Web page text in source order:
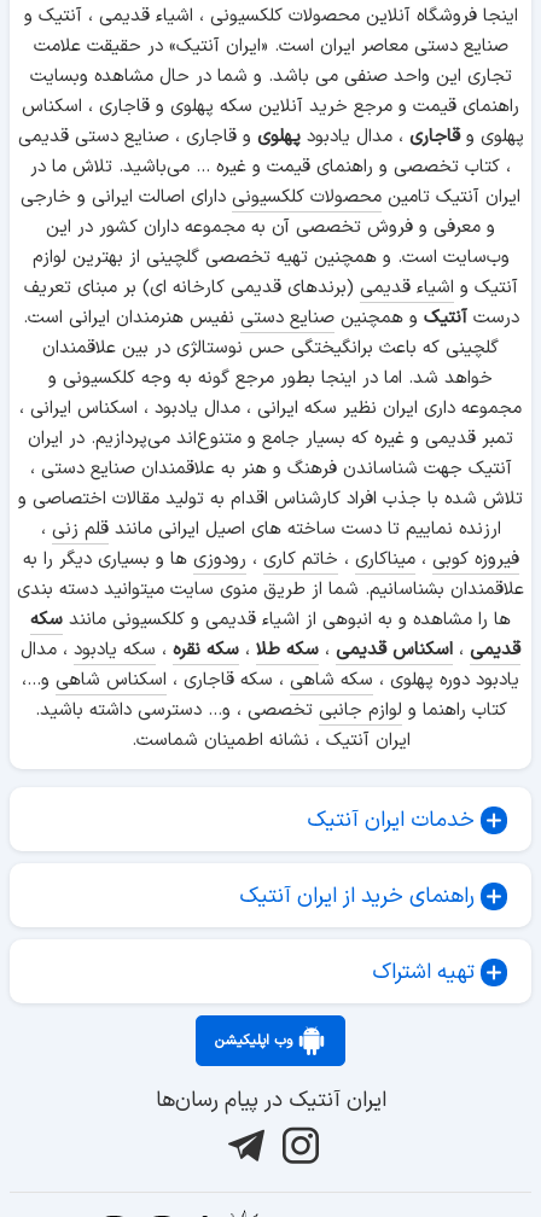
اینجا فروشگاه آنلاین محصولات کلکسیونی ، اشیاء قدیمی ، آنتیک و
صنایع دستی معاصر ایران است. «ایران آنتیک» در حقیقت علامت
تجاری این واحد صنفی می باشد. و شما در حال مشاهده وبسایت
راهنمای قیمت و مرجع خرید آنلاین سکه پهلوی و قاجاری ، اسکناس
پهلوی وقاجاری ، مدال یادبودپهلوی و قاجاری ، صنایع دستی قدیمی
، کتاب تخصصی و راهنمای قیمت و غیره ... می‌باشید. تلاش ما در
ایران آنتیک تامین محصولات کلکسیونی دارای اصالت ایرانی و خارجی
و معرفی و فروش تخصصی آن به مجموعه داران کشور در این
وب‌سایت است. و همچنین تهیه تخصصی گلچینی از بهترین لوازم
آنتیک و اشیاء قدیمی (برندهای قدیمی کارخانه ای) بر مبنای تعریف
درستآنتیک و همچنینصنایع دستی نفیس هنرمندان ایرانی است.
گلچینی که باعث برانگیختگی حس نوستالژی در بین علاقمندان
خواهد شد. اما در اینجا بطور مرجع گونه به وجه کلکسیونی و
مجموعه داری ایران نظیر سکه ایرانی ، مدال یادبود ، اسکناس ایرانی ،
تمبر قدیمی و غیره که بسیار جامع و متنوع‌اند می‌پردازیم. در ایران
آنتیک جهت شناساندن فرهنگ و هنر به علاقمندان صنایع دستی ،
تلاش شده با جذب افراد کارشناس اقدام به تولید مقالات اختصاصی و
ارزنده نماییم تا دست ساخته های اصیل ایرانی مانندقلم زنی ،
فیروزه کوبی ،میناکاری ، خاتم کاری ، رودوزی ها و بسیاری دیگر را به
علاقمندان بشناسانیم. شما از طریق منوی سایت میتوانید دسته بندی
ها را مشاهده و به انبوهی از اشیاء قدیمی و کلکسیونی مانند سکه
قدیمی ، اسکناس قدیمی ، سکه طلا ، سکه نقره ، سکه یادبود ، مدال
یادبود دوره پهلوی ، سکه شاهی ، سکه قاجاری ، اسکناس شاهی و...،
کتاب راهنما و لوازم جانبی تخصصی ، و... دسترسی داشته باشید.
ایران آنتیک ، نشانه اطمینان شماست.
خدمات ایران آنتیک
راهنمای خرید از ایران آنتیک
تهیه اشتراک
وب اپلیکیشن
ایران آنتیک در پیام رسان‌ها